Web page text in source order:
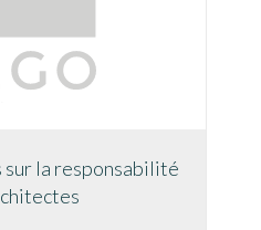
la responsabilité